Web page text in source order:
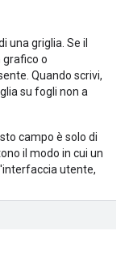
una griglia. Se il
o
Quando scrivi,
su fogli non a
campo è solo di
il modo in cui un
utente,